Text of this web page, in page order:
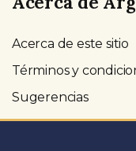
Acerca de este sitio
Términos y
Sugerencias